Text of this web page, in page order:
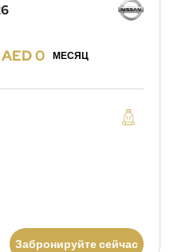
AED 0 МЕСЯЦ
Забронируйте сейчас